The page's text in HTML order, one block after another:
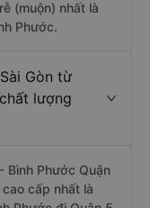
(muộn) nhất là
Phước.
Gòn từ
lượng
Bình Phước Quận
cấp nhất là